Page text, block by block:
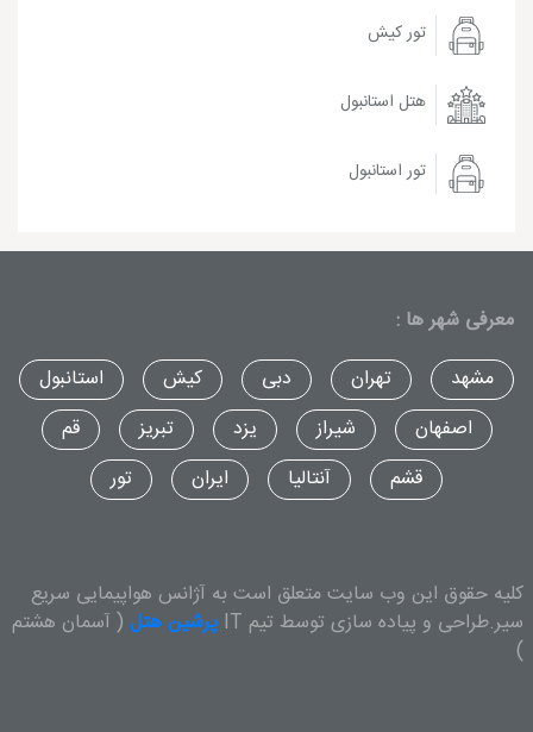
تور کیش
هتل استانبول
تور استانبول
معرفی شهر ها :
مشهد
تهران دبی کیش
استانبول
اصفهان
شیراز یزد تبریز
قم
قشم
آنتالیا ایران تور
کلیه حقوق این وب سایت متعلق است به آژانس هواپیمایی سریع
سیر.طراحی و پیاده سازی توسط تیم IT
پرشین هتل ( آسمان هشتم
)